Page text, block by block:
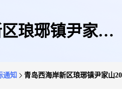
琅琊镇尹家山
通知 青岛西海岸新区琅琊镇尹家山